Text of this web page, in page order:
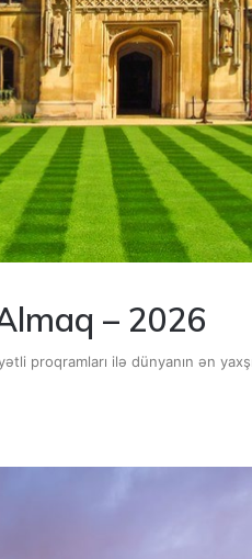
– 2026
proqramları ilə dünyanın ən